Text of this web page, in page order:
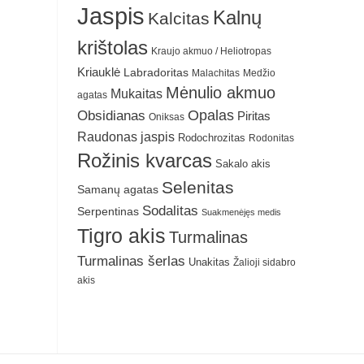
Jaspis Kalcitas Kalnų
krištolas Kraujo akmuo / Heliotropas
Kriauklė Labradoritas Malachitas Medžio
agatas Mukaitas Mėnulio akmuo
Obsidianas Oniksas Opalas Piritas
Raudonas jaspis Rodochrozitas Rodonitas
Rožinis kvarcas Sakalo akis
Samanų agatas Selenitas
Serpentinas Sodalitas Suakmenėjęs medis
Tigro akis Turmalinas
Turmalinas šerlas Unakitas Žalioji sidabro
akis